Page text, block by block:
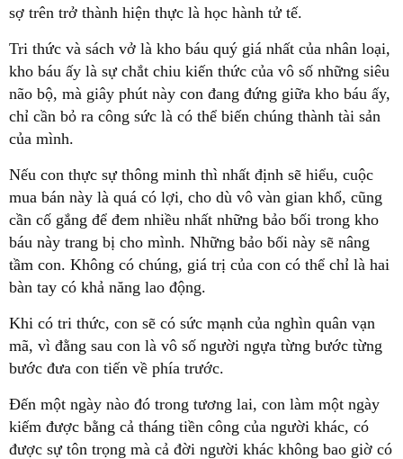
sợ trên trở thành hiện thực là học hành tử tế.
Tri thức và sách vở là kho báu quý giá nhất của nhân loại,
kho báu ấy là sự chắt chiu kiến thức của vô số những siêu
não bộ, mà giây phút này con đang đứng giữa kho báu ấy,
chỉ cần bỏ ra công sức là có thể biến chúng thành tài sản
của mình.
Nếu con thực sự thông minh thì nhất định sẽ hiểu, cuộc
mua bán này là quá có lợi, cho dù vô vàn gian khổ, cũng
cần cố gắng để đem nhiều nhất những bảo bối trong kho
báu này trang bị cho mình. Những bảo bối này sẽ nâng
tầm con. Không có chúng, giá trị của con có thể chỉ là hai
bàn tay có khả năng lao động.
Khi có tri thức, con sẽ có sức mạnh của nghìn quân vạn
mã, vì đằng sau con là vô số người ngựa từng bước từng
bước đưa con tiến về phía trước.
Đến một ngày nào đó trong tương lai, con làm một ngày
kiếm được bằng cả tháng tiền công của người khác, có
được sự tôn trọng mà cả đời người khác không bao giờ có